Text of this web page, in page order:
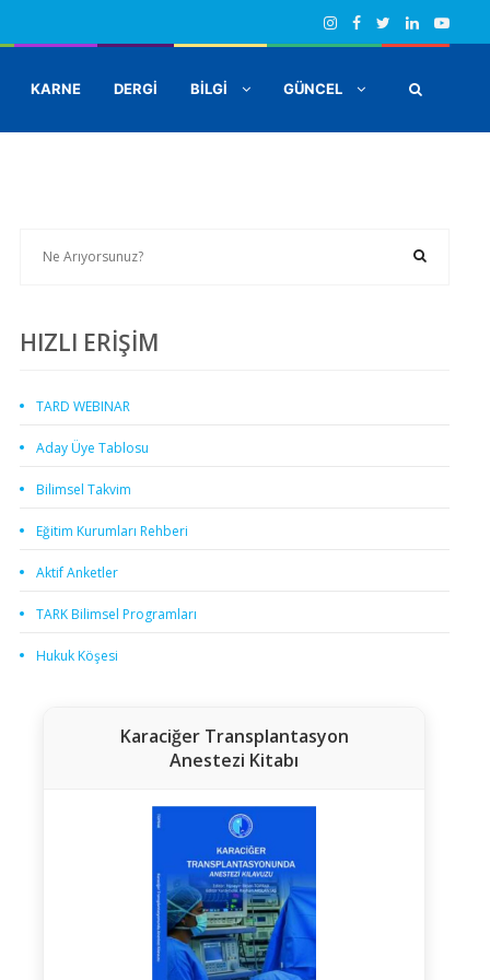
KARNE DERGİ BİLGİ GÜNCEL
HIZLI ERİŞİM
TARD WEBINAR
Aday Üye Tablosu
Bilimsel Takvim
Eğitim Kurumları Rehberi
Aktif Anketler
TARK Bilimsel Programları
Hukuk Köşesi
Karaciğer Transplantasyon
Anestezi Kitabı